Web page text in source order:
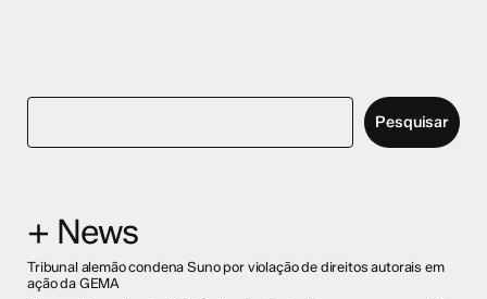
Pesquisar
+ News
Tribunal alemão condena Suno por violação de direitos autorais em
ação da GEMA